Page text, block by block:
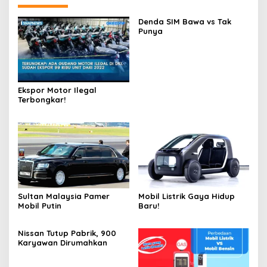
Ekspor Motor Ilegal
Terbongkar!
Denda SIM Bawa vs Tak
Punya
Sultan Malaysia Pamer
Mobil Putin
Mobil Listrik Gaya Hidup
Baru!
Nissan Tutup Pabrik, 900
Karyawan Dirumahkan